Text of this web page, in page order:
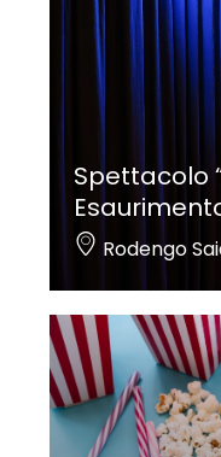
Spettacolo
Rodengo